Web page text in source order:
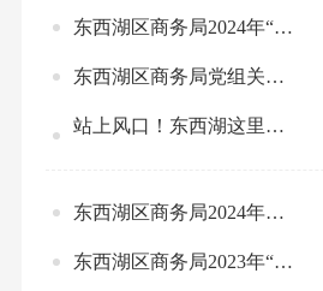
东西湖区商务局2024年“双随机、一公开”抽查结果公示
东西湖区商务局党组关于区委第六轮巡察反馈意见整改进展情况的通报
站上风口！东西湖这里卖断货
东西湖区商务局2024年度联合抽查计划表
东西湖区商务局2023年“双随机、一公开”抽查结果公示